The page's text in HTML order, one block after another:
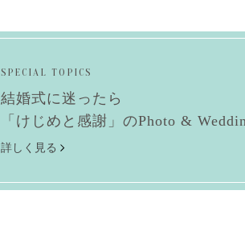
SPECIAL TOPICS
結婚式に迷ったら
「けじめと感謝」のPhoto &
詳しく見る